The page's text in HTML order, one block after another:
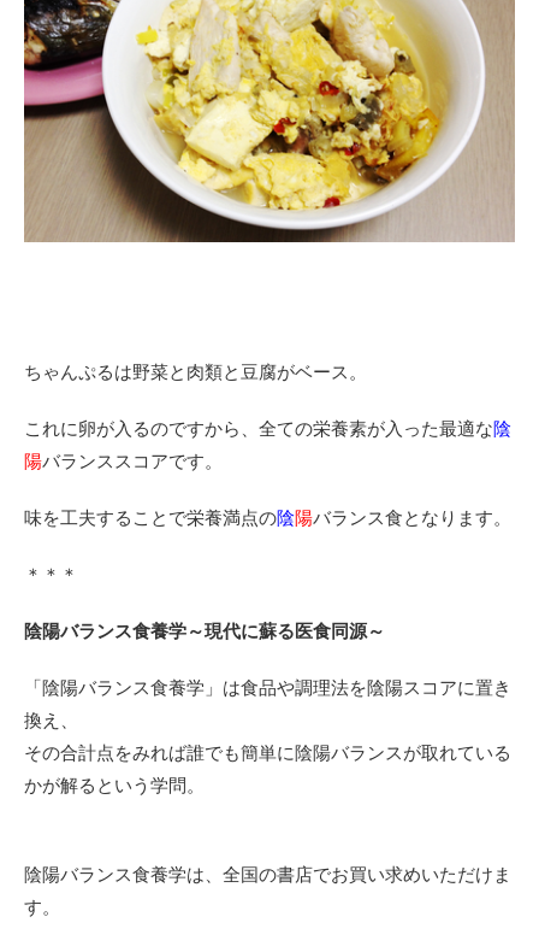
ちゃんぷるは野菜と肉類と豆腐がベース。
これに卵が入るのですから、全ての栄養素が入った最適な陰
陽バランススコアです。
味を工夫することで栄養満点の陰陽バランス食となります。
＊＊＊
陰陽バランス食養学～現代に蘇る医食同源～
「陰陽バランス食養学」は食品や調理法を陰陽スコアに置き
換え、
その合計点をみれば誰でも簡単に陰陽バランスが取れている
かが解るという学問。
陰陽バランス食養学は、全国の書店でお買い求めいただけま
す。